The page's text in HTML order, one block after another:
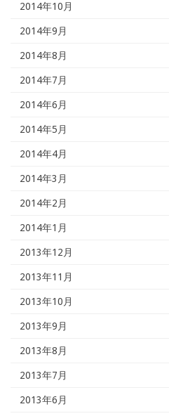
2014年10月
2014年9月
2014年8月
2014年7月
2014年6月
2014年5月
2014年4月
2014年3月
2014年2月
2014年1月
2013年12月
2013年11月
2013年10月
2013年9月
2013年8月
2013年7月
2013年6月